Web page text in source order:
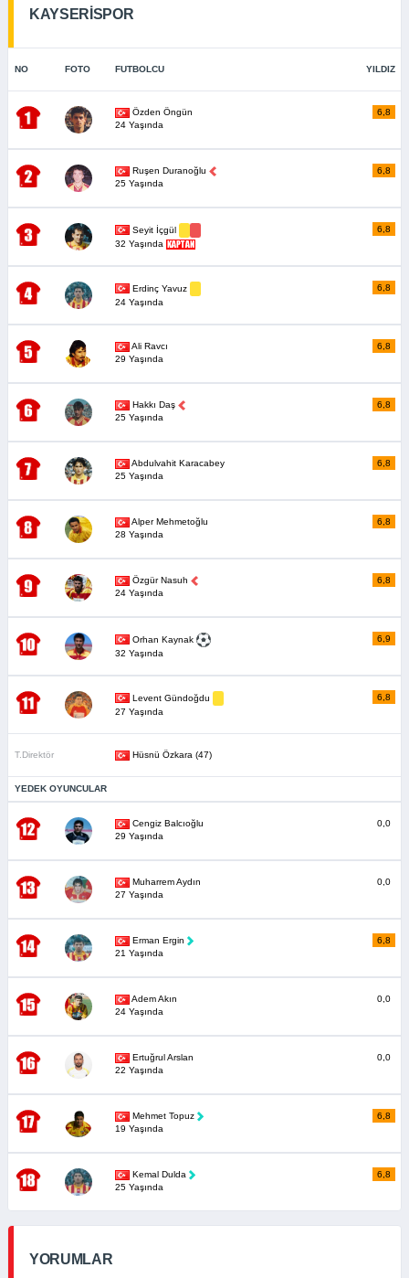
KAYSERİSPOR
NO FOTO FUTBOLCU YILDIZ
Özden Öngün
24 Yaşında
6,8
Ruşen Duranoğlu
25 Yaşında
6,8
Seyit İçgül
32 Yaşında
6,8
Erdinç Yavuz
24 Yaşında
6,8
Ali Ravcı
29 Yaşında
6,8
Hakkı Daş
25 Yaşında
6,8
Abdulvahit Karacabey
25 Yaşında
6,8
Alper Mehmetoğlu
28 Yaşında
6,8
Özgür Nasuh
24 Yaşında
6,8
Orhan Kaynak
32 Yaşında
6,9
Levent Gündoğdu
27 Yaşında
6,8
T.Direktör Hüsnü Özkara (47)
YEDEK OYUNCULAR
Cengiz Balcıoğlu
29 Yaşında
0,0
Muharrem Aydın
27 Yaşında
0,0
Erman Ergin
21 Yaşında
6,8
Adem Akın
24 Yaşında
0,0
Ertuğrul Arslan
22 Yaşında
0,0
Mehmet Topuz
19 Yaşında
6,8
Kemal Dulda
25 Yaşında
6,8
YORUMLAR